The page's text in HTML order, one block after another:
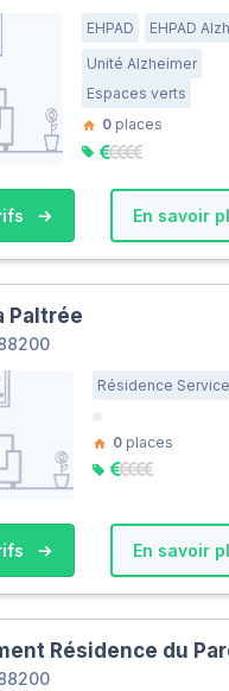
EHPAD
EHPAD
Unité Alzheimer
Espaces verts
0 places
En savoir
Paltrée
Résidence
0 places
En savoir
Résidence du